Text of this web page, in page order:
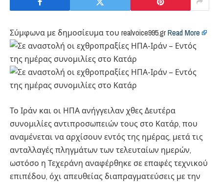
Σύμφωνα με δημοσίευμα του realvoice995.grRead More
Το Ιράν και οι ΗΠΑ ανήγγειλαν χθες Δευτέρα
συνομιλίες αντιπροσωπειών τους στο Κατάρ, που
αναμένεται να αρχίσουν εντός της ημέρας, μετά τις
ανταλλαγές πληγμάτων των τελευταίων ημερών,
ωστόσο η Τεχεράνη αναφέρθηκε σε επαφές τεχνικού
επιπέδου, όχι απευθείας διαπραγματεύσεις με την